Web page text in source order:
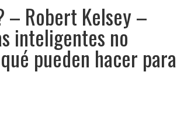
– Robert Kelsey –
inteligentes no
pueden hacer para